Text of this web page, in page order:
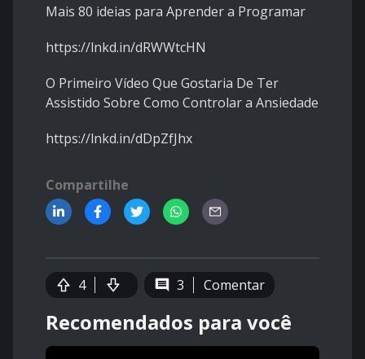
Mais 80 ideias para Aprender a Programar
https://lnkd.in/dRWWtcHN
O Primeiro Vídeo Que Gostaria De Ter
Assistido Sobre Como Controlar a Ansiedade
https://lnkd.in/dDpZfJhx
Compartilhe
4 3 Comentar
Recomendados para você